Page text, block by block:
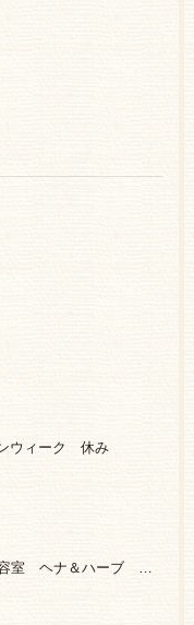
ウィーク 休み
40歳から 自然派美容室 ヘナ＆ハーブ 中野区 新井薬師前駅